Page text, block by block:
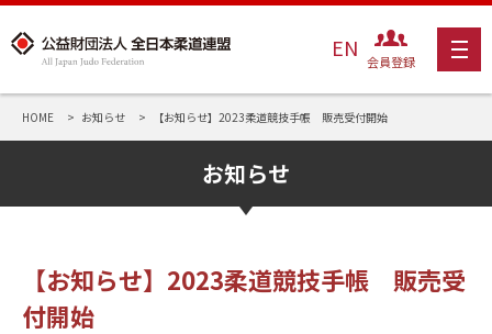
EN 会員登録
HOME お知らせ 【お知らせ】2023柔道競技手帳 販売受付開始
お知らせ
【お知らせ】2023柔道競技手帳 販売受
付開始